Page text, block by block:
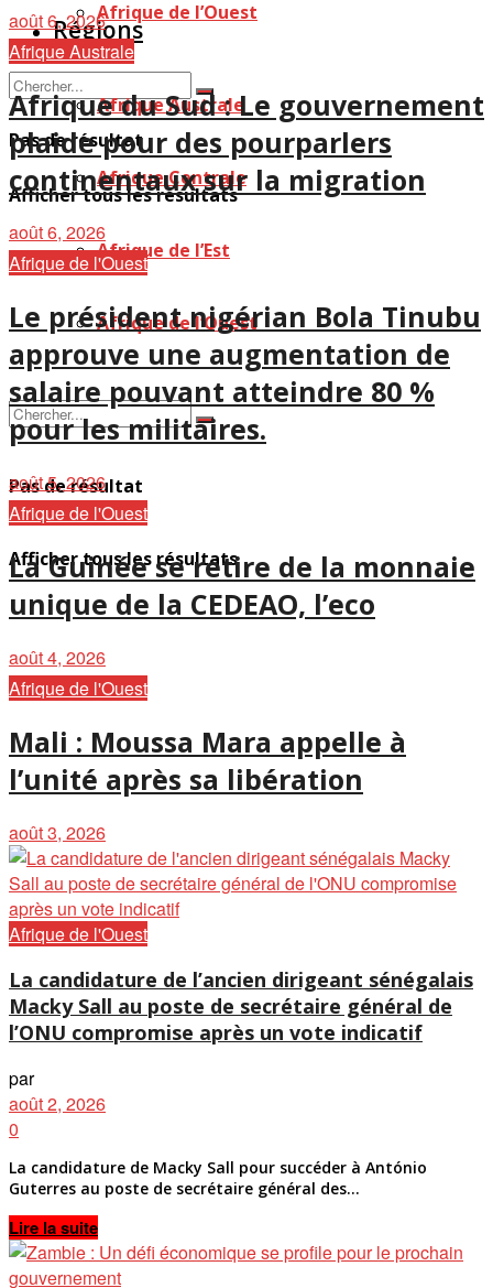
Afrique de l’Ouest
Pas de résultat
Afficher tous les résultats
Régions
Afrique Australe
Afrique Centrale
Afrique de l’Est
Afrique de l’Ouest
Pas de résultat
Afficher tous les résultats
août 6, 2026
Afrique Australe
Afrique du Sud : Le gouvernement
plaide pour des pourparlers
continentaux sur la migration
août 6, 2026
Afrique de l'Ouest
Le président nigérian Bola Tinubu
approuve une augmentation de
salaire pouvant atteindre 80 %
pour les militaires.
août 5, 2026
Afrique de l'Ouest
La Guinée se retire de la monnaie
unique de la CEDEAO, l’eco
août 4, 2026
Afrique de l'Ouest
Mali : Moussa Mara appelle à
l’unité après sa libération
août 3, 2026
Afrique de l'Ouest
La candidature de l’ancien dirigeant sénégalais
Macky Sall au poste de secrétaire général de
l’ONU compromise après un vote indicatif
par
août 2, 2026
0
La candidature de Macky Sall pour succéder à António
Guterres au poste de secrétaire général des...
Lire la suiteDetails